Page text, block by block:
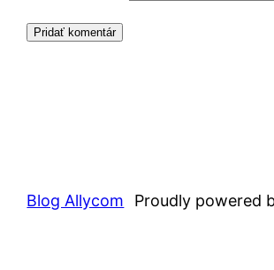
Blog Allycom Proudly powered